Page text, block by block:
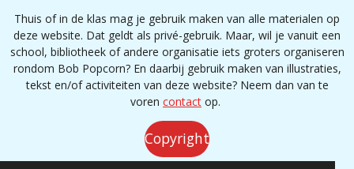
r
e
s
t
g
r
a
m
b
e
Thuis of in de klas mag je gebruik maken van alle materialen op
deze website. Dat geldt als privé-gebruik. Maar, wil je vanuit een
school, bibliotheek of andere organisatie iets groters organiseren
rondom Bob Popcorn? En daarbij gebruik maken van illustraties,
tekst en/of activiteiten van deze website? Neem dan van te
voren contact op.
Copyright